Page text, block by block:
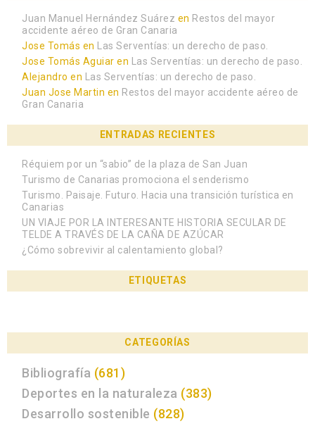
Juan Manuel Hernández Suárez en Restos del mayor
accidente aéreo de Gran Canaria
Jose Tomás en
Las Serventías: un derecho de paso.
Jose Tomás Aguiar en
Las Serventías: un derecho de paso.
Alejandro en
Las Serventías: un derecho de paso.
Juan Jose Martin en Restos del mayor accidente aéreo de
Gran Canaria
ENTRADAS RECIENTES
Réquiem por un “sabio” de la plaza de San Juan
Turismo de Canarias promociona el senderismo
Turismo. Paisaje. Futuro. Hacia una transición turística en
Canarias
UN VIAJE POR LA INTERESANTE HISTORIA SECULAR DE
TELDE A TRAVÉS DE LA CAÑA DE AZÚCAR
¿Cómo sobrevivir al calentamiento global?
ETIQUETAS
CATEGORÍAS
Bibliografía (681)
Deportes en la naturaleza (383)
Desarrollo sostenible (828)